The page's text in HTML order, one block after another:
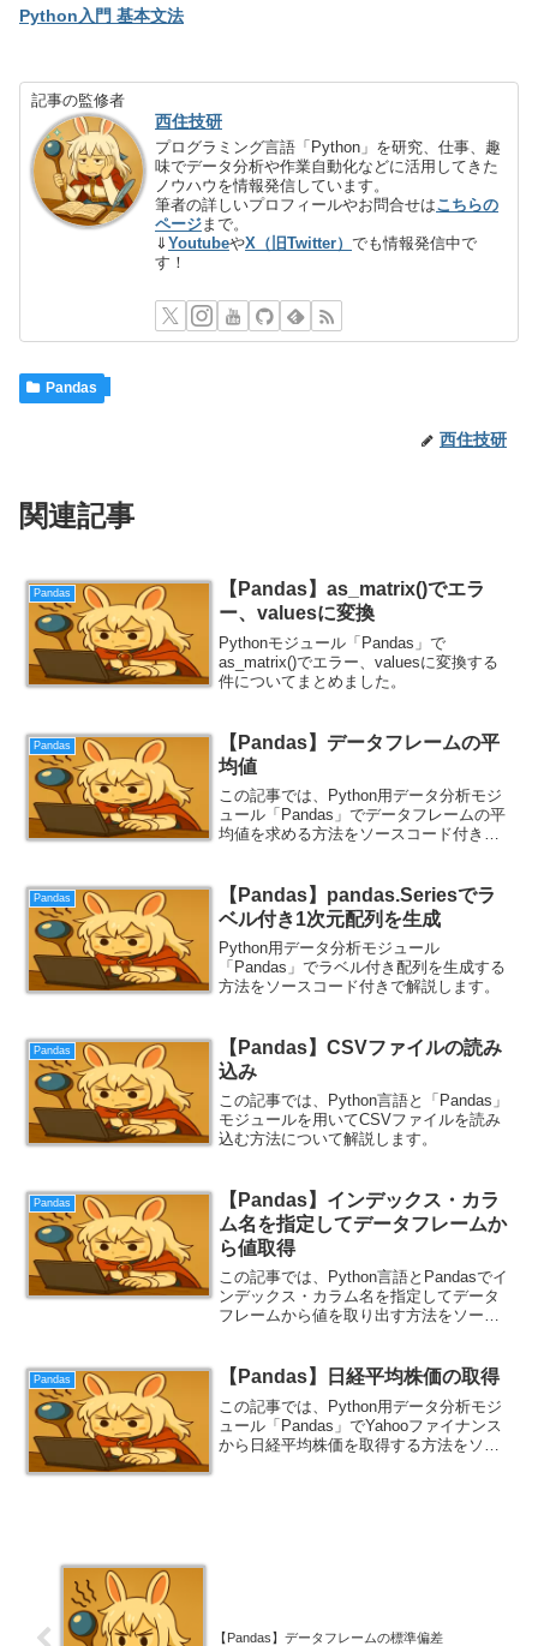
Python入門 基本文法
記事の監修者
西住技研
プログラミング言語「Python」を研究、仕事、趣
味でデータ分析や作業自動化などに活用してきた
ノウハウを情報発信しています。
筆者の詳しいプロフィールやお問合せはこちらの
ページまで。
⇓ YoutubeやX（旧Twitter）でも情報発信中で
す！
Pandas
西住技研
関連記事
Pandas
【Pandas】as_matrix()でエラ
ー、valuesに変換
Pythonモジュール「Pandas」で
as_matrix()でエラー、valuesに変換する
件についてまとめました。
Pandas
【Pandas】データフレームの平
均値
この記事では、Python用データ分析モジ
ュール「Pandas」でデータフレームの平
均値を求める方法をソースコード付きで
Pandas
【Pandas】pandas.Seriesでラ
ベル付き1次元配列を生成
Python用データ分析モジュール
「Pandas」でラベル付き配列を生成する
方法をソースコード付きで解説します。
Pandas
【Pandas】CSVファイルの読み
込み
この記事では、Python言語と「Pandas」
モジュールを用いてCSVファイルを読み
込む方法について解説します。
Pandas
【Pandas】インデックス・カラ
ム名を指定してデータフレームか
ら値取得
この記事では、Python言語とPandasでイ
ンデックス・カラム名を指定してデータ
フレームから値を取り出す方法をソース
Pandas 【Pandas】日経平均株価の取得
この記事では、Python用データ分析モジ
ュール「Pandas」でYahooファイナンス
から日経平均株価を取得する方法をソー
【Pandas】データフレームの標準偏差